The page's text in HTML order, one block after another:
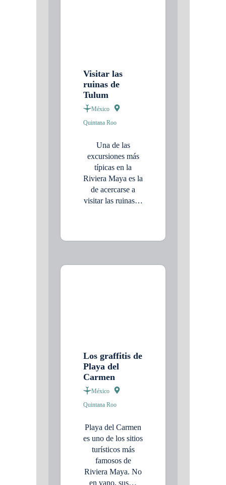
Visitar las
ruinas de
Tulum
México
Quintana Roo
Una de las
excursiones más
típicas en la
Riviera Maya es la
de acercarse a
visitar las ruinas…
Los graffitis de
Playa del
Carmen
México
Quintana Roo
Playa del Carmen
es uno de los sitios
turísticos más
famosos de
Riviera Maya. No
en vano, sus…